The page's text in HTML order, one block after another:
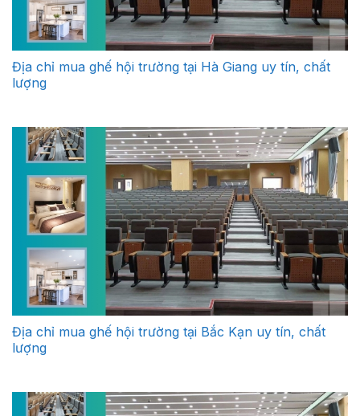
Địa chỉ mua ghế hội trường tại Hà Giang uy tín, chất
lượng
Địa chỉ mua ghế hội trường tại Bắc Kạn uy tín, chất
lượng